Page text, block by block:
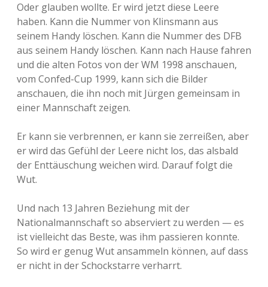
Oder glauben wollte. Er wird jetzt diese Leere
haben. Kann die Nummer von Klinsmann aus
seinem Handy löschen. Kann die Nummer des DFB
aus seinem Handy löschen. Kann nach Hause fahren
und die alten Fotos von der WM 1998 anschauen,
vom Confed-Cup 1999, kann sich die Bilder
anschauen, die ihn noch mit Jürgen gemeinsam in
einer Mannschaft zeigen.
Er kann sie verbrennen, er kann sie zerreißen, aber
er wird das Gefühl der Leere nicht los, das alsbald
der Enttäuschung weichen wird. Darauf folgt die
Wut.
Und nach 13 Jahren Beziehung mit der
Nationalmannschaft so abserviert zu werden — es
ist vielleicht das Beste, was ihm passieren konnte.
So wird er genug Wut ansammeln können, auf dass
er nicht in der Schockstarre verharrt.